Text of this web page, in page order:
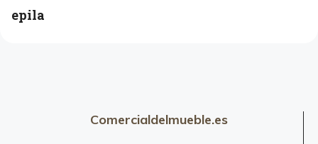
epila
Comercialdelmueble.es